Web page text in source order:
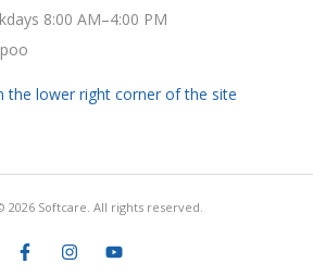
8:00 AM–4:00 PM
the lower right corner of the site
2026 Softcare. All rights reserved.